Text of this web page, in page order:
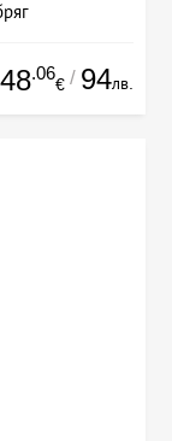
48.06
€ / 94лв.